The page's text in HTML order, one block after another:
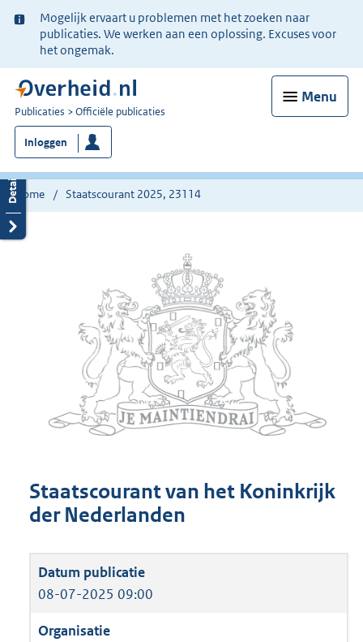
Ter
informatie:
Mogelijk ervaart u problemen met het zoeken naar
publicaties. We werken aan een oplossing. Excuses voor
het ongemak.
Menu
U
bent
nu
hier:
Publicaties Officiële publicaties
Inloggen
Home Staatscourant 2025, 23114
Staatscourant van het Koninkrijk
der Nederlanden
08-07-2025 09:00